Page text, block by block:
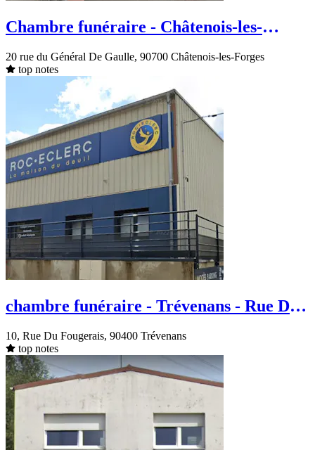
Chambre funéraire - Châtenois-les-
20 rue du Général De Gaulle, 90700 Châtenois-les-Forges
top notes
chambre funéraire - Trévenans - Rue Du
10, Rue Du Fougerais, 90400 Trévenans
top notes